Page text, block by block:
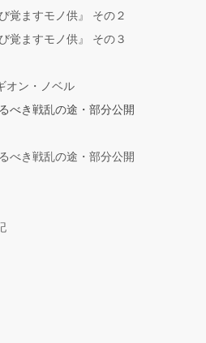
覚ますモノ供』 その２
覚ますモノ供』 その３
オン・ノベル
べき戦乱の途・部分公開
べき戦乱の途・部分公開